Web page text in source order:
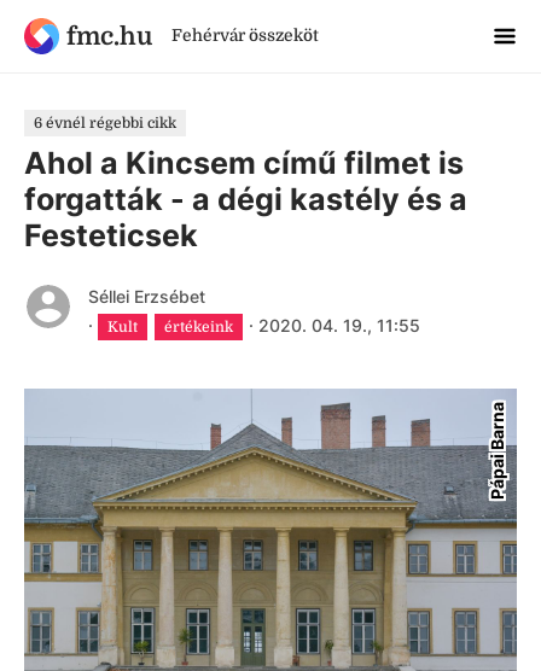
fmc.hu Fehérvár összeköt
6 évnél régebbi cikk
Ahol a Kincsem című filmet is
forgatták - a dégi kastély és a
Festeticsek
Séllei Erzsébet
·
Kult értékeink · 2020. 04. 19., 11:55
Pápai Barna